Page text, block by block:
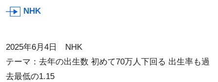
NHK
2025年6月4日 NHK
テーマ：去年の出生数 初めて70万人下回る 出生率も過
去最低の1.15